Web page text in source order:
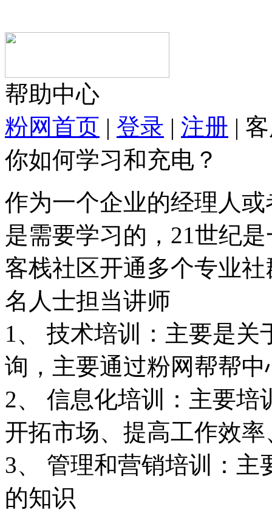
帮助中心
粉网首页 | 登录 | 注册 |
你如何学习和充电？
作为一个企业的经理人
是需要学习的，21世纪
客栈社区开通多个专业
名人士担当讲师
1、 技术培训：主要是
询，主要通过粉网帮帮中
2、 信息化培训：主要
开拓市场、提高工作效
3、 管理和营销培训：
的知识